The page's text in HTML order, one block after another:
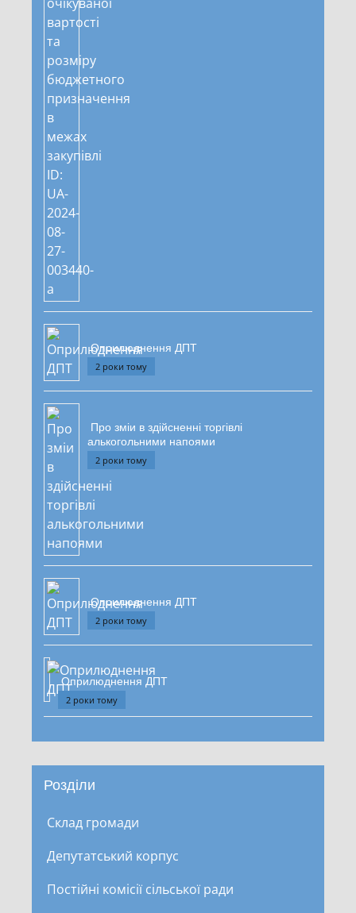
Оприлюднення ДПТ
2 роки тому
Про зміи в здійсненні торгівлі
алькогольними напоями
2 роки тому
Оприлюднення ДПТ
2 роки тому
Оприлюднення ДПТ
2 роки тому
Розділи
Склад громади
Депутатський корпус
Постійні комісії сільської ради